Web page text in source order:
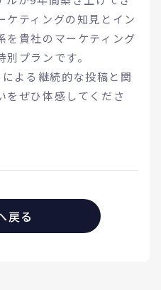
ケティングの知見とイン
を貴社のマーケティング
プランです。
よる継続的な投稿と関
をぜひ体感してくださ
戻る